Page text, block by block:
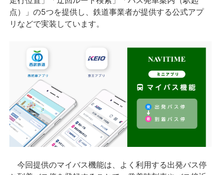
点）」の5つを提供し、鉄道事業者が提供する公式アプ
リなどで実装しています。
今回提供のマイバス機能は、よく利用する出発バス停